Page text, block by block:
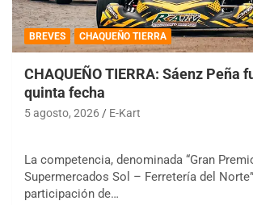
BREVES CHAQUEÑO TIERRA
CHAQUEÑO TIERRA: Sáenz Peña
quinta fecha
5 agosto, 2026 E-Kart
La competencia, denominada “Gran
Supermercados Sol – Ferretería del
participación de…